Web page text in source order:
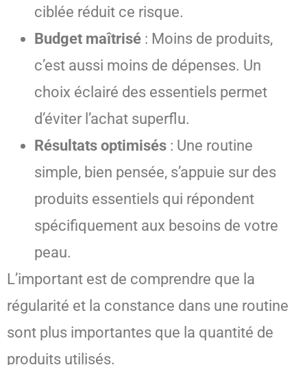
ciblée réduit ce risque.
Budget maîtrisé : Moins de produits,
c’est aussi moins de dépenses. Un
choix éclairé des essentiels permet
d’éviter l’achat superflu.
Résultats optimisés : Une routine
simple, bien pensée, s’appuie sur des
produits essentiels qui répondent
spécifiquement aux besoins de votre
peau.
L’important est de comprendre que la
régularité et la constance dans une routine
sont plus importantes que la quantité de
produits utilisés.